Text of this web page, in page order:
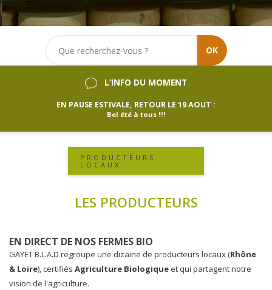
OK
L’INFO DU MOMENT
EN PAUSE ESTIVALE, RETOUR LE 19 AOUT :
Bel été à tous !!!
LES PRODUCTEURS
EN DIRECT DE NOS FERMES BIO
GAYET B.L.A.D regroupe une dizaine de producteurs locaux (Rhône
& Loire), certifiés Agriculture Biologique et qui partagent notre
vision de l'agriculture.
PRODUCTEURS
LOCAUX